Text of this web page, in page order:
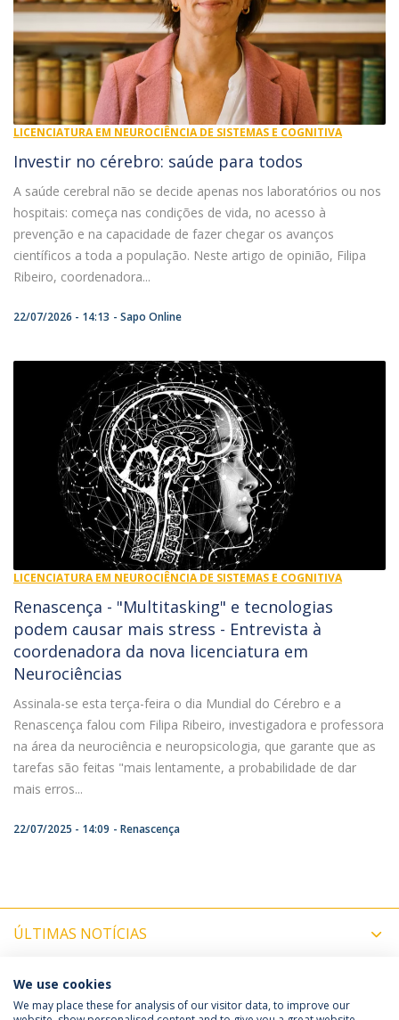
LICENCIATURA EM NEUROCIÊNCIA DE SISTEMAS E COGNITIVA
Investir no cérebro: saúde para todos
A saúde cerebral não se decide apenas nos laboratórios ou nos
hospitais: começa nas condições de vida, no acesso à
prevenção e na capacidade de fazer chegar os avanços
científicos a toda a população. Neste artigo de opinião, Filipa
Ribeiro, coordenadora...
22/07/2026 - 14:13 Sapo Online
LICENCIATURA EM NEUROCIÊNCIA DE SISTEMAS E COGNITIVA
Renascença - "Multitasking" e tecnologias
podem causar mais stress - Entrevista à
coordenadora da nova licenciatura em
Neurociências
Assinala-se esta terça-feira o dia Mundial do Cérebro e a
Renascença falou com Filipa Ribeiro, investigadora e professora
na área da neurociência e neuropsicologia, que garante que as
tarefas são feitas "mais lentamente, a probabilidade de dar
mais erros...
22/07/2025 - 14:09 Renascença
ÚLTIMAS NOTÍCIAS
PRÓXIMOS EVENTOS
We use cookies
We may place these for analysis of our visitor data, to improve our